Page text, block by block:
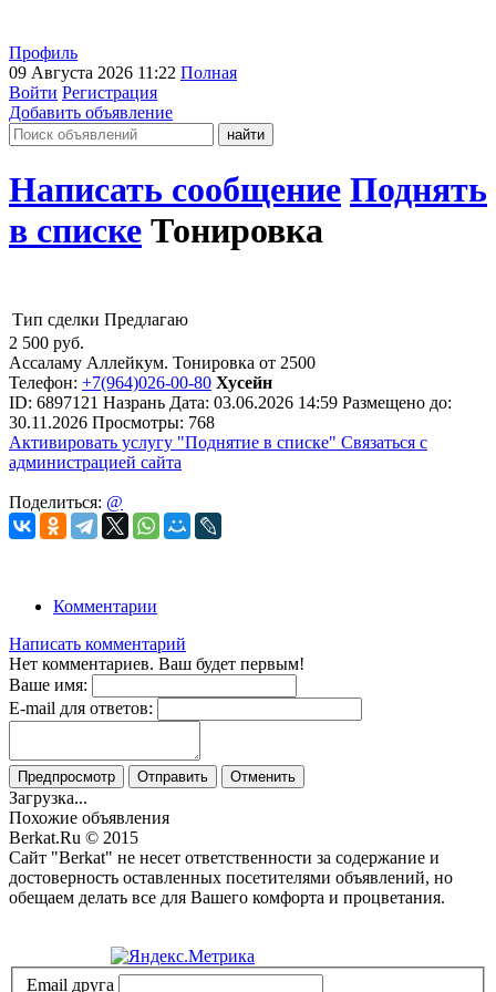
Профиль
09 Августа 2026 11:22 Полная
Войти Регистрация
Добавить объявление
Написать сообщение Поднять
в списке Тонировка
Тип сделки Предлагаю
2 500 руб.
Ассаламу Аллейкум. Тонировка от 2500
Телефон: +7(964)026-00-80 Хусейн
ID: 6897121 Назрань Дата: 03.06.2026 14:59 Размещено до:
30.11.2026 Просмотры: 768
Активировать услугу "Поднятие в списке" Связаться с
администрацией сайта
Поделиться: @
Комментарии
Написать комментарий
Нет комментариев. Ваш будет первым!
Ваше имя:
E-mail для ответов:
Предпросмотр Отправить Отменить
Загрузка...
Похожие объявления
Berkat.Ru © 2015
Сайт "Berkat" не несет ответственности за содержание и
достоверность оставленных посетителями объявлений, но
обещаем делать все для Вашего комфорта и процветания.
Email друга